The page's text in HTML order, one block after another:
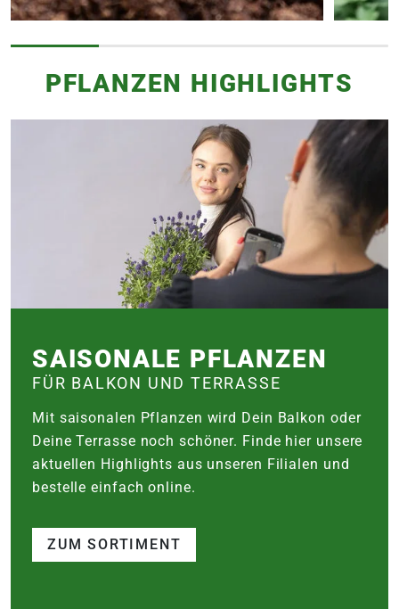
PFLANZEN HIGHLIGHTS
SAISONALE PFLANZEN
FÜR BALKON UND TERRASSE
Mit saisonalen Pflanzen wird Dein Balkon oder
Deine Terrasse noch schöner. Finde hier unsere
aktuellen Highlights aus unseren Filialen und
bestelle einfach online.
ZUM SORTIMENT